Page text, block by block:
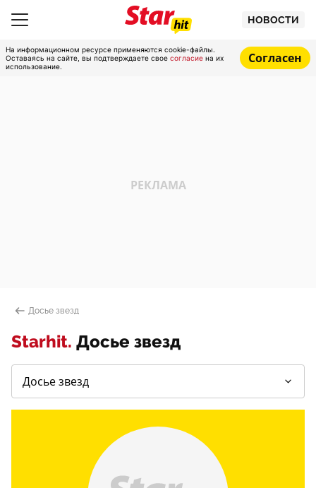
НОВОСТИ
На информационном ресурсе применяются cookie-файлы.
Оставаясь на сайте, вы подтверждаете свое согласие на их
использование.
Согласен
Досье звезд
Starhit. Досье звезд